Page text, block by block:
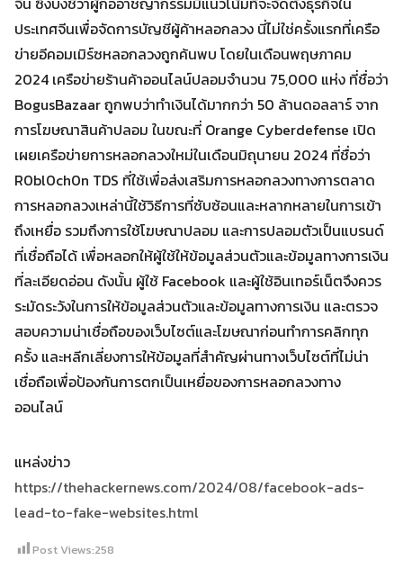
ประเทศจีนเพื่อจัดการบัญชีผู้ค้าหลอกลวง นี่ไม่ใช่ครั้งแรกที่เครือ
ข่ายอีคอมเมิร์ซหลอกลวงถูกค้นพบ โดยในเดือนพฤษภาคม
2024 เครือข่ายร้านค้าออนไลน์ปลอมจำนวน 75,000 แห่ง ที่ชื่อว่า
BogusBazaar ถูกพบว่าทำเงินได้มากกว่า 50 ล้านดอลลาร์ จาก
การโฆษณาสินค้าปลอม ในขณะที่ Orange Cyberdefense เปิด
เผยเครือข่ายการหลอกลวงใหม่ในเดือนมิถุนายน 2024 ที่ชื่อว่า
R0bl0ch0n TDS ที่ใช้เพื่อส่งเสริมการหลอกลวงทางการตลาด
การหลอกลวงเหล่านี้ใช้วิธีการที่ซับซ้อนและหลากหลายในการเข้า
ถึงเหยื่อ รวมถึงการใช้โฆษณาปลอม และการปลอมตัวเป็นแบรนด์
ที่เชื่อถือได้ เพื่อหลอกให้ผู้ใช้ให้ข้อมูลส่วนตัวและข้อมูลทางการเงิน
ที่ละเอียดอ่อน ดังนั้น ผู้ใช้ Facebook และผู้ใช้อินเทอร์เน็ตจึงควร
ระมัดระวังในการให้ข้อมูลส่วนตัวและข้อมูลทางการเงิน และตรวจ
สอบความน่าเชื่อถือของเว็บไซต์และโฆษณาก่อนทำการคลิกทุก
ครั้ง และหลีกเลี่ยงการให้ข้อมูลที่สำคัญผ่านทางเว็บไซต์ที่ไม่น่า
เชื่อถือเพื่อป้องกันการตกเป็นเหยื่อของการหลอกลวงทาง
ออนไลน์
แหล่งข่าว
https://thehackernews.com/2024/08/facebook-ads-
lead-to-fake-websites.html
Post Views:258